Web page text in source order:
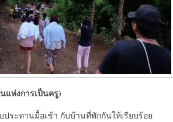
แห่งการเป็นครู)
ระทานมื้อเช้า กับบ้านที่พักกันให้เรียบร้อย